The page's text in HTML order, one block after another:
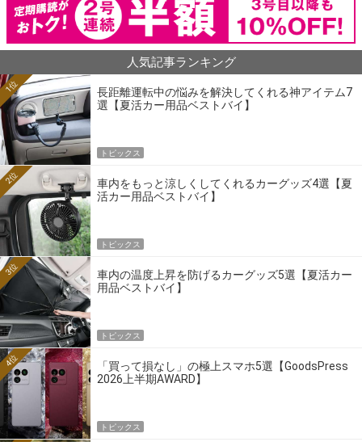
人気記事ランキング
長距離運転中の悩みを解決してくれる神アイテム7
選【夏活カー用品ベストバイ】
1位
トピックス
車内をもっと涼しくしてくれるカーグッズ4選【夏
活カー用品ベストバイ】
2位
トピックス
車内の温度上昇を防げるカーグッズ5選【夏活カー
用品ベストバイ】
3位
トピックス
「買って損なし」の極上スマホ5選【GoodsPress
2026上半期AWARD】
4位
トピックス